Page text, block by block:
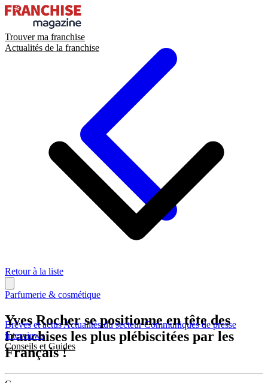
Trouver ma franchise
Actualités de la franchise
Brèves et actusActualités du secteurCommuniqués de presse
Interviews
Conseils et Guides
Retour à la liste
Parfumerie & cosmétique
Yves Rocher se positionne en tête des
franchises les plus plébiscitées par les
Français !